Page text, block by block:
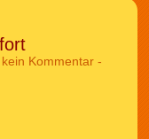
Kommentar -